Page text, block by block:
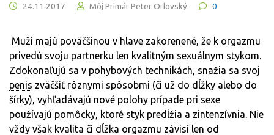
24.11.2017 Môj Primár Peter Orlovský 0
Muži majú poväčšinou v hlave zakorenené, že k orgazmu
privedú svoju partnerku len kvalitným sexuálnym stykom.
Zdokonaľujú sa v pohybových technikách, snažia sa svoj
penis zväčšiť rôznymi spôsobmi (či už do dĺžky alebo do
šírky), vyhľadávajú nové polohy prípade pri sexe
používajú pomôcky, ktoré styk predĺžia a zintenzívnia. Nie
vždy však kvalita či dĺžka orgazmu závisí len od